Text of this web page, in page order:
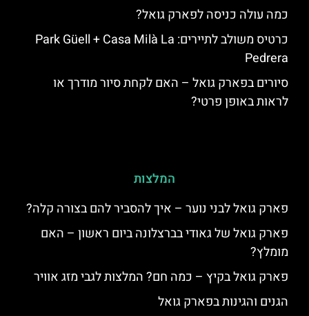
כמה עולה כניסה לפארק גואל?
כרטיס משולב לתיירים: Park Güell + Casa Milà La
Pedrera
סיורים בפארק גואל – האם לקחת סיור מודרך או
לראות באופן פרטי?
המלצות
פארק גואל לבני נוער – איך להסביר להם בצורה קלה?
פארק גואל של גאודי בברצלונה ביום ראשון – האם
מומלץ?
פארק גואל בקיץ – כמה חם? המלצות לגבי מזג אוויר
הגנים והגינות בפארק גואל